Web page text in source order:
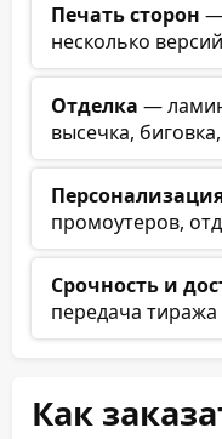
Печать сторон —
несколько
Отделка —
высечка,
промоутеров,
Срочность и
передача
Как